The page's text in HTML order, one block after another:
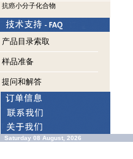
抗癌小分子化合物
产品目录索取
样品准备
提问和解答
Saturday 08 August, 2026